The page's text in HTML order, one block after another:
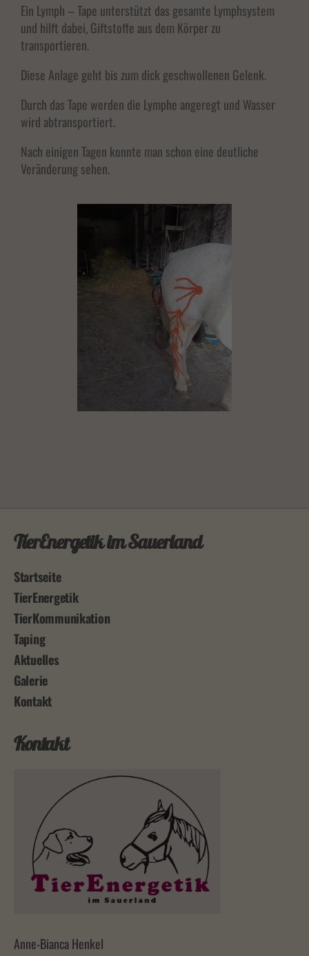
Ein Lymph – Tape unterstützt das gesamte Lymphsystem
und hilft dabei, Giftstoffe aus dem Körper zu
transportieren.
Diese Anlage geht bis zum dick geschwollenen Gelenk.
Durch das Tape werden die Lymphe angeregt und Wasser
wird abtransportiert.
Nach einigen Tagen konnte man schon eine deutliche
Veränderung sehen.
TierEnergetik im Sauerland
Startseite
TierEnergetik
TierKommunikation
Taping
Aktuelles
Galerie
Kontakt
Kontakt
Anne-Bianca Henkel